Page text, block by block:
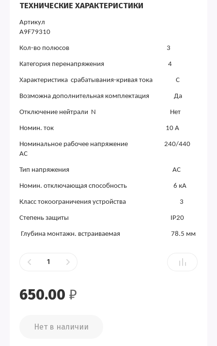
ТЕХНИЧЕСКИЕ ХАРАКТЕРИСТИКИ
Артикул
A9F79310
Кол-во полюсов 3
Категория перенапряжения 4
Характеристика срабатывания-кривая тока C
Возможна дополнительная комплектация Да
Отключение нейтрали N Нет
Номин. ток 10 А
Номинальное рабочее напряжение 240/440
AC
Тип напряжения AC
Номин. отключающая способность 6 кА
Класс токоограничения устройства 3
Степень защиты IP20
Глубина монтажн. встраиваемая 78.5 мм
650.00 ₽
Нет в наличии